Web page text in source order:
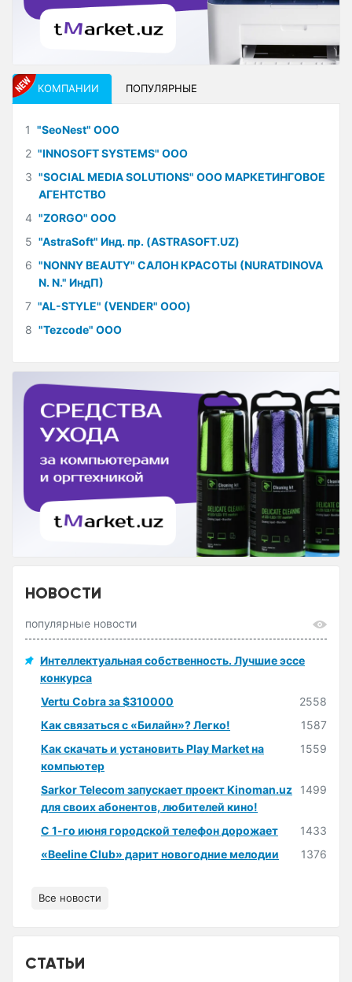
КОМПАНИИ ПОПУЛЯРНЫЕ
1 "SeoNest" ООО
2 "INNOSOFT SYSTEMS" ООО
3 "SOCIAL MEDIA SOLUTIONS" ООО МАРКЕТИНГОВОЕ
АГЕНТСТВО
4 "ZORGO" ООО
5 "AstraSoft" Инд. пр. (ASTRASOFT.UZ)
6 "NONNY BEAUTY" САЛОН КРАСОТЫ (NURATDINOVA
N. N." ИндП)
7 "AL-STYLE" (VENDER" ООО)
8 "Tezcode" ООО
НОВОСТИ
популярные новости
Интеллектуальная собственность. Лучшие эссе
конкурса
Vertu Cobra за $310000
2558
Как связаться с «Билайн»? Легко!
1587
Как скачать и установить Play Market на
компьютер
1559
Sarkor Telecom запускает проект Kinoman.uz
для своих абонентов, любителей кино!
1499
С 1-го июня городской телефон дорожает
1433
«Beeline Club» дарит новогодние мелодии
1376
Все новости
СТАТЬИ